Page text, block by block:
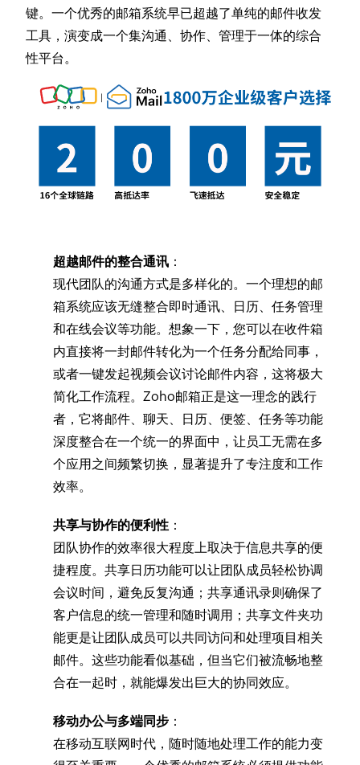
键。一个优秀的邮箱系统早已超越了单纯的邮件收发
工具，演变成一个集沟通、协作、管理于一体的综合
性平台。
超越邮件的整合通讯 ：
现代团队的沟通方式是多样化的。一个理想的邮
箱系统应该无缝整合即时通讯、日历、任务管理
和在线会议等功能。想象一下，您可以在收件箱
内直接将一封邮件转化为一个任务分配给同事，
或者一键发起视频会议讨论邮件内容，这将极大
简化工作流程。Zoho邮箱正是这一理念的践行
者，它将邮件、聊天、日历、便签、任务等功能
深度整合在一个统一的界面中，让员工无需在多
个应用之间频繁切换，显著提升了专注度和工作
效率。
共享与协作的便利性 ：
团队协作的效率很大程度上取决于信息共享的便
捷程度。共享日历功能可以让团队成员轻松协调
会议时间，避免反复沟通；共享通讯录则确保了
客户信息的统一管理和随时调用；共享文件夹功
能更是让团队成员可以共同访问和处理项目相关
邮件。这些功能看似基础，但当它们被流畅地整
合在一起时，就能爆发出巨大的协同效应。
移动办公与多端同步 ：
在移动互联网时代，随时随地处理工作的能力变